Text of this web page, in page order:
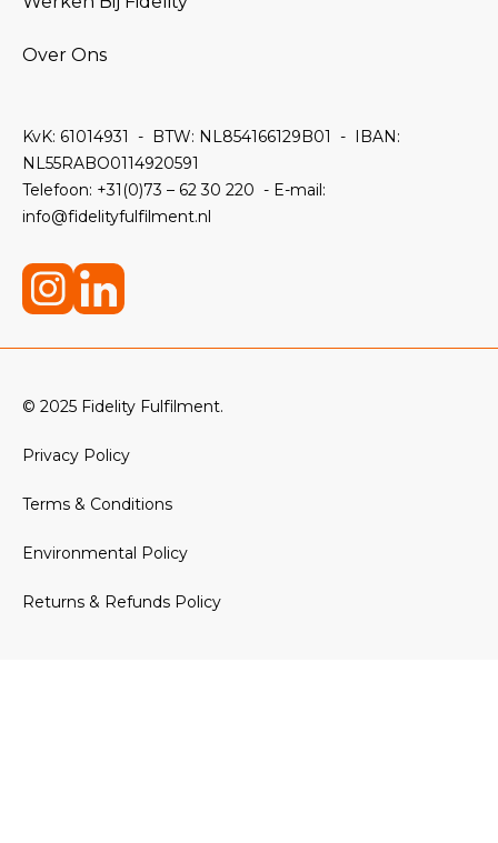
Over Ons
KvK: 61014931 - BTW: NL854166129B01 - IBAN:
NL55RABO0114920591
Telefoon: +31(0)73 – 62 30 220 - E-mail:
info@fidelityfulfilment.nl
© 2025 Fidelity Fulfilment.
Privacy Policy
Terms & Conditions
Environmental Policy
Returns & Refunds Policy